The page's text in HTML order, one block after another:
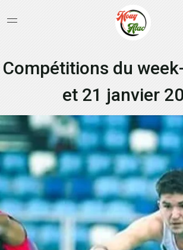
Compétitions du
et 21 janvier